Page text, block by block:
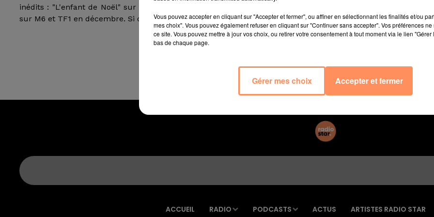
inédits : "L'enfant de Noël" sur TF1 et "Noël à la télévision" sur M6. En 2016, 117 films de Noël ont été
sur M6 et TF1 en décembre. Si cette année, ça commence plus tôt, ça promet !
ACCUEIL RADIO PODCASTS ACTUS ARTISTES RADIO STAR
Vous pouvez accepter en cliquant sur "Accepter et fermer", ou affiner en sélectionnant les finalités et/ou
mes choix". Vous pouvez également refuser en cliquant sur "Continuer sans accepter". Vos préférences
ce site. Vous pouvez mettre à jour vos choix, ou retirer votre consentement à tout moment via le lien
bas de chaque page.
Gérer mes choix Accepter et fermer